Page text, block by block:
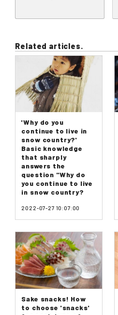
Related articles.
'Why do you
continue to live in
snow country?'
Basic knowledge
that sharply
answers the
question "Why do
you continue to live
in snow country?
2022-07-27 10:07:00
Sake snacks! How
to choose 'snacks'